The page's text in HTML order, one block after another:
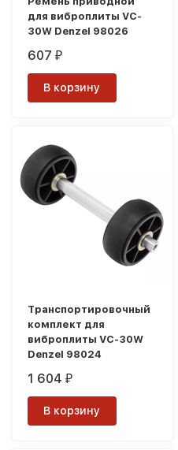
для виброплиты VC-
30W Denzel 98026
607₽
В корзину
Транспортировочный
комплект для
виброплиты VC-30W
Denzel 98024
1 604₽
В корзину